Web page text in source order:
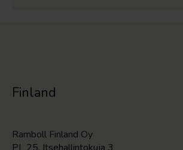
Finland
Ramboll Finland Oy